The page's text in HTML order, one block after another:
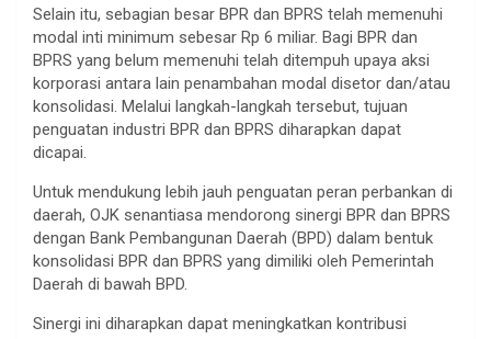
Selain itu, sebagian besar BPR dan BPRS telah memenuhi
modal inti minimum sebesar Rp 6 miliar. Bagi BPR dan
BPRS yang belum memenuhi telah ditempuh upaya aksi
korporasi antara lain penambahan modal disetor dan/atau
konsolidasi. Melalui langkah-langkah tersebut, tujuan
penguatan industri BPR dan BPRS diharapkan dapat
dicapai.
Untuk mendukung lebih jauh penguatan peran perbankan di
daerah, OJK senantiasa mendorong sinergi BPR dan BPRS
dengan Bank Pembangunan Daerah (BPD) dalam bentuk
konsolidasi BPR dan BPRS yang dimiliki oleh Pemerintah
Daerah di bawah BPD.
Sinergi ini diharapkan dapat meningkatkan kontribusi